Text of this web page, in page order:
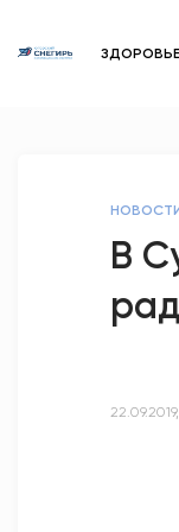
ЗДОРОВЬЕ
В
22.09.2019,